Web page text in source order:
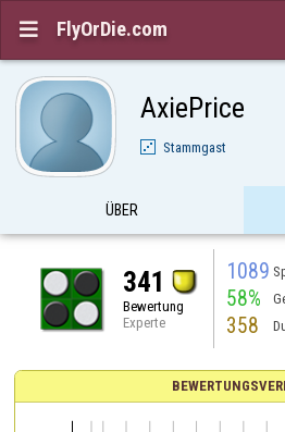
 FlyOrDie.com
AxiePrice
Stammgast
ÜBER
341
Bewertung
Experte
1089
58%
358